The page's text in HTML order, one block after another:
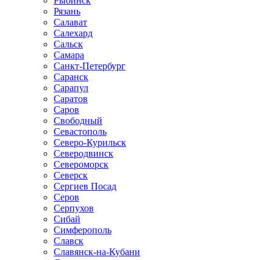
Рязань
Салават
Салехард
Сальск
Самара
Санкт-Петербург
Саранск
Сарапул
Саратов
Саров
Свободный
Севастополь
Северо-Курильск
Северодвинск
Североморск
Северск
Сергиев Посад
Серов
Серпухов
Сибай
Симферополь
Славск
Славянск-на-Кубани